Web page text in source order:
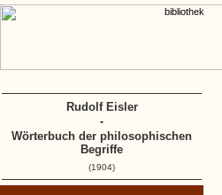
Rudolf Eisler
-
Wörterbuch der philosophischen
Begriffe
(1904)